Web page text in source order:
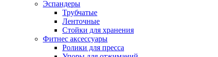
Эспандеры
Трубчатые
Ленточные
Стойки для хранения
Фитнес аксессуары
Ролики для пресса